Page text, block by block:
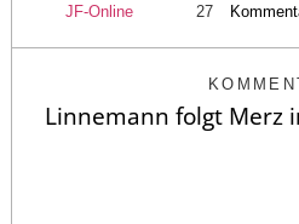
JF-Online 27
Linnemann folgt Merz